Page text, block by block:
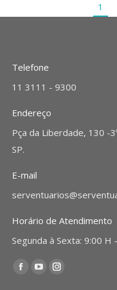
1
Telefone
11 3111 - 9300
Endereço
Pça da Liberdade, 130 -
SP.
E-mail
Horário de Atendimento
Segunda à Sexta: 9:00 H
Encontre-nos em:
Facebook
YouTubeInstagram